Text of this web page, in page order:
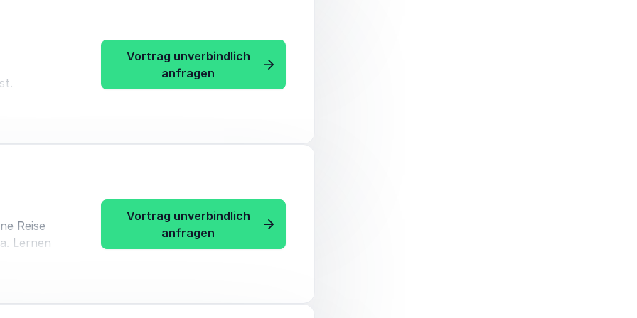
in den
Vortrag unverbindlich
anfragen : Stephan Siegrist “Faszination Berg”
Reise
Lernen
Vortrag unverbindlich
anfragen : Stephan Siegrist “Where Earth Meets Sky”